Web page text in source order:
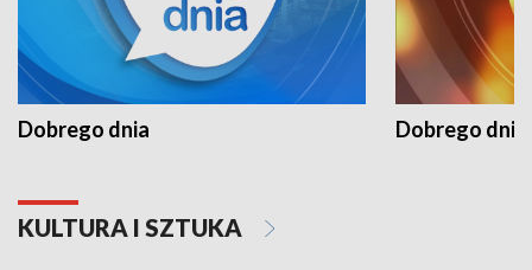
Dobrego dnia Dobrego dnia
KULTURA I SZTUKA